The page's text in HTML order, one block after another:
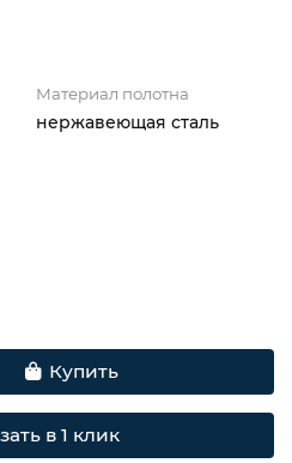
Материал полотна
нержавеющая сталь
Купить
в 1 клик